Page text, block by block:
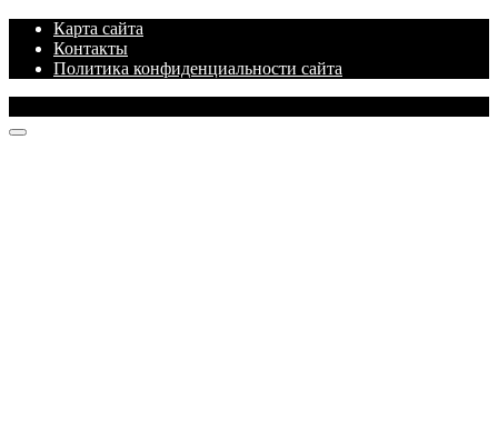
Карта сайта
Контакты
Политика конфиденциальности сайта